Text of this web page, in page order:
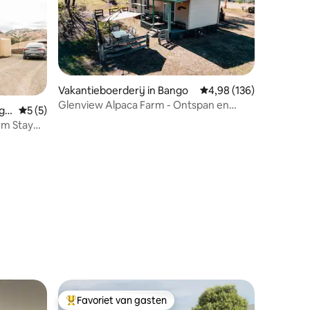
Gemiddelde beoordeling van 5 op 5, 5 recensies
5 (5)
Stay
Vakantieboerderij in Bango Gemiddelde
4,98 (136)
Glenview Alpaca Farm - Ontspan en
Topfavoriet van gasten
Favoriet van gasten